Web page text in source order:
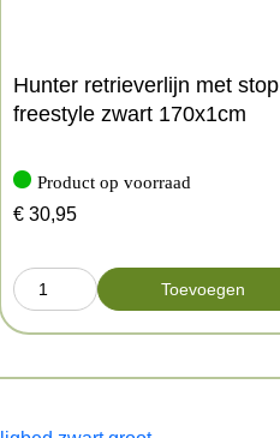
Hunter retrieverlijn met stop
freestyle zwart 170x1cm
Product op voorraad
€ 30,95
Toevoegen